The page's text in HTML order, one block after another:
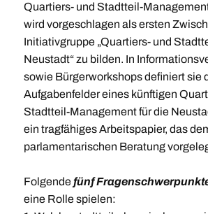
Quartiers- und Stadtteil-
wird vorgeschlagen als ersten
Initiativgruppe „Quartiers- und
Neustadt“ zu bilden. In
sowie Bürgerworkshops definiert sie
Aufgabenfelder eines künftigen
Stadtteil-Management für die
ein tragfähiges Arbeitspapier, das
parlamentarischen Beratung
Folgendefünf
eine Rolle spielen: